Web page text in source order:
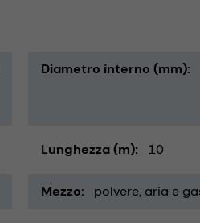
Diametro interno (mm)
Lunghezza (m) 10
Mezzo polvere aria e